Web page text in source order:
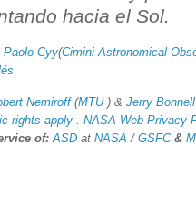
hacia el Sol.
Paolo Cyy(Cimini Astronomical
Nemiroff(MTU) & Jerry Bonnell
rights apply . NASA Web Privacy
of:ASD at NASA / GSFC &